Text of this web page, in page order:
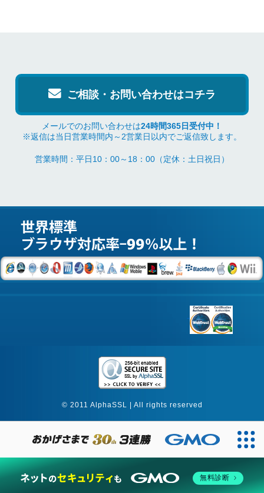
ご相談・お問い合わせはコチラ
メールでのお問い合わせは24時間365日受付中！
※返信は当日営業時間内～2営業日以内でご返信致します。
営業時間：平日10：00～18：00（定休：土日祝日）
© 2011 AlphaSSL | All rights reserved
無料診断